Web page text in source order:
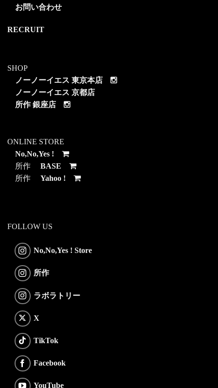
お問い合わせ
RECRUIT
SHOP
ノーノーイエス 東京本店
ノーノーイエス 京都店
所作 銀座店
ONLINE STORE
No,No,Yes !
所作 BASE
所作 Yahoo !
FOLLOW US
No,No,Yes ! Store
所作
ラボラトリー
X
TikTok
Facebook
YouTube